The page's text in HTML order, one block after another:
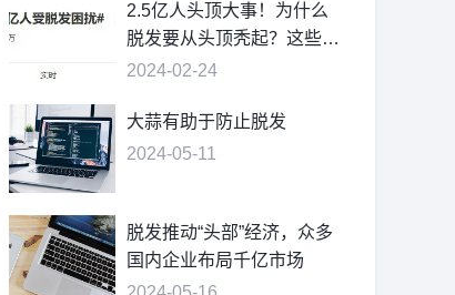
2.5亿人头顶大事！为什么
脱发要从头顶秃起？这些疑
问，一次讲清
2024-02-24
大蒜有助于防止脱发
2024-05-11
脱发推动“头部”经济，众多
国内企业布局千亿市场